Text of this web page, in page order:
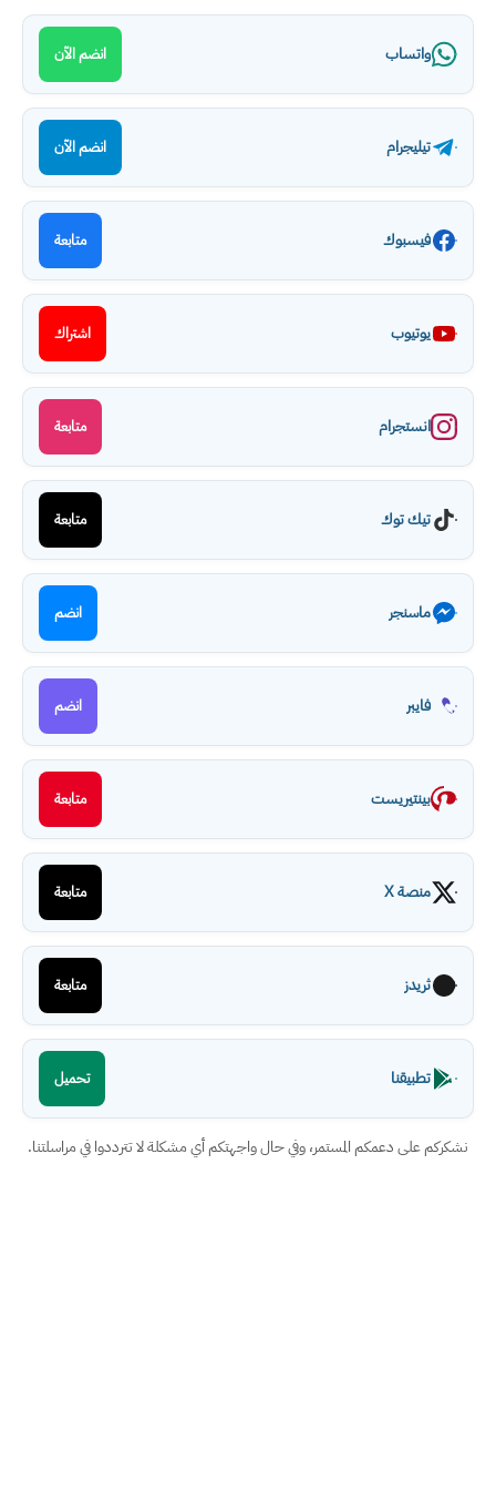
واتساب انضم الآن
تيليجرام انضم الآن
فيسبوك متابعة
يوتيوب اشتراك
انستجرام متابعة
تيك توك متابعة
ماسنجر انضم
فايبر انضم
بينتيريست متابعة
منصة X متابعة
ثريدز متابعة
تطبيقنا تحميل
نشكركم على دعمكم المستمر، وفي حال واجهتكم أي مشكلة لا تترددوا في مراسلتنا.